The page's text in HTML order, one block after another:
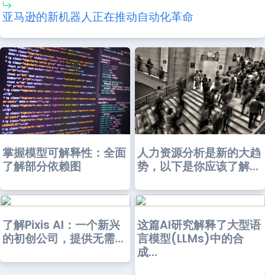
亚马逊的新机器人正在推动自动化革命
掌握模型可解释性：全面
了解部分依赖图
人力资源分析是新的大趋
势，以下是你应该了解...
了解Pixis AI：一个新兴
的初创公司，提供无需...
这篇AI研究解释了大型语
言模型(LLMs)中的合
成...